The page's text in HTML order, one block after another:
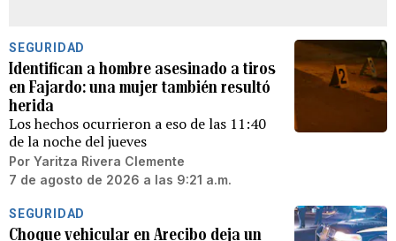
SEGURIDAD
Identifican a hombre asesinado a tiros
en Fajardo: una mujer también resultó
herida
Los hechos ocurrieron a eso de las 11:40
de la noche del jueves
Por Yaritza Rivera Clemente
7 de agosto de 2026 a las 9:21 a.m.
SEGURIDAD
Choque vehicular en Arecibo deja un